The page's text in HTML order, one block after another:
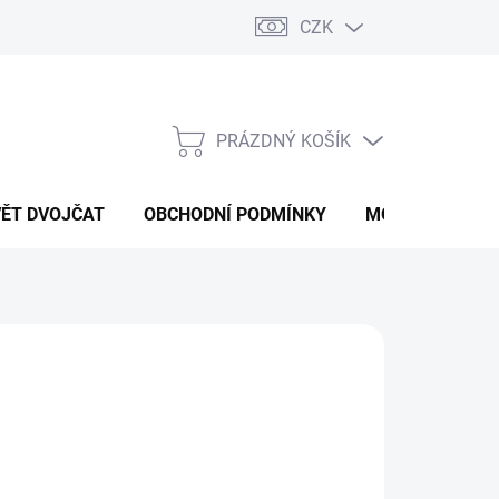
CZK
NÁKUPNÍ
PRÁZDNÝ KOŠÍK
DVOJČAT OBCHODNÍ PODMÍNKY MOJE